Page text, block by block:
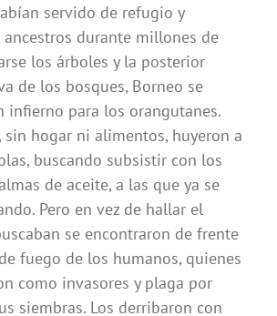
servido de refugio y
durante millones de
los árboles y la posterior
de los bosques, Borneo se
infierno para los orangutanes.
sin hogar ni alimentos, huyeron a
buscando subsistir con los
de aceite, a las que ya se
Pero en vez de hallar el
se encontraron de frente
fuego de los humanos, quienes
como invasores y plaga por
siembras. Los derribaron con